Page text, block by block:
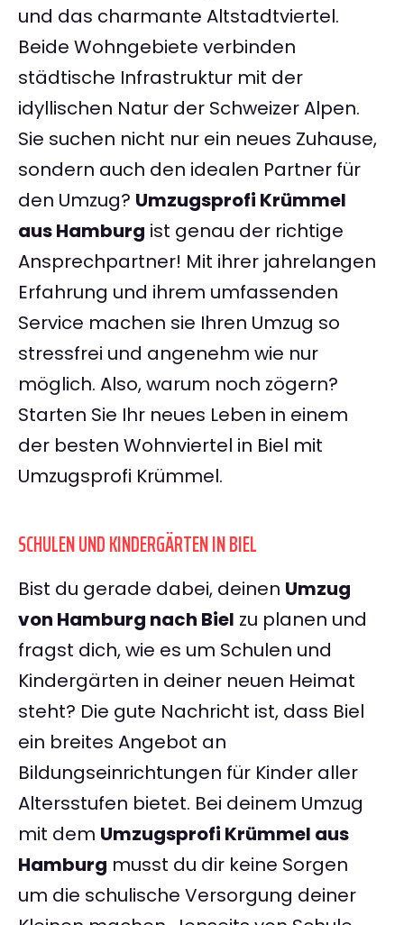
und das charmante Altstadtviertel.
Beide Wohngebiete verbinden
städtische Infrastruktur mit der
idyllischen Natur der Schweizer Alpen.
Sie suchen nicht nur ein neues Zuhause,
sondern auch den idealen Partner für
den Umzug? Umzugsprofi Krümmel
aus Hamburg ist genau der richtige
Ansprechpartner! Mit ihrer jahrelangen
Erfahrung und ihrem umfassenden
Service machen sie Ihren Umzug so
stressfrei und angenehm wie nur
möglich. Also, warum noch zögern?
Starten Sie Ihr neues Leben in einem
der besten Wohnviertel in Biel mit
Umzugsprofi Krümmel.
SCHULEN UND KINDERGÄRTEN IN BIEL
Bist du gerade dabei, deinen Umzug
von Hamburg nach Biel zu planen und
fragst dich, wie es um Schulen und
Kindergärten in deiner neuen Heimat
steht? Die gute Nachricht ist, dass Biel
ein breites Angebot an
Bildungseinrichtungen für Kinder aller
Altersstufen bietet. Bei deinem Umzug
mit dem Umzugsprofi Krümmel aus
Hamburg musst du dir keine Sorgen
um die schulische Versorgung deiner